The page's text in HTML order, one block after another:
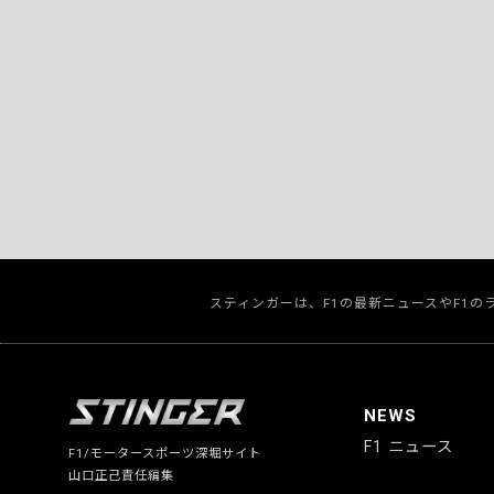
スティンガーは、F1の最新ニュースやF1
F1/モータースポーツ深堀サイト
山口正己責任編集
NEWS
F1 ニュース